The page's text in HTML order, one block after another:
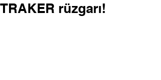
TRAKER rüzgarı!